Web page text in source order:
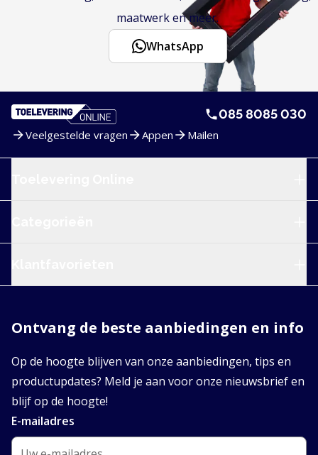
maatwerk en meer.
WhatsApp
085 8085 030
Veelgestelde vragen Appen Mailen
Ontvang de beste aanbiedingen en info
Op de hoogte blijven van onze aanbiedingen, tips en
productupdates? Meld je aan voor onze nieuwsbrief en
blijf op de hoogte!
E-mailadres